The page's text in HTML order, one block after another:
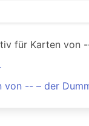
für Karten von
von -- – der